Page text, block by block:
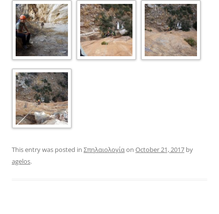
This entry was posted in Σπηλαιολογία on October 21, 2017 by
agelos.